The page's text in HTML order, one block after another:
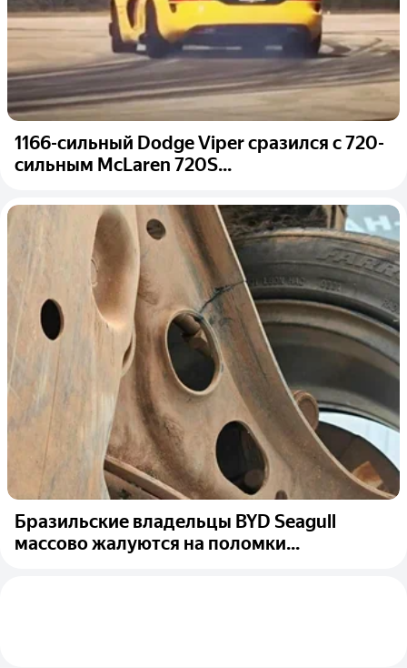
1166-сильный Dodge Viper сразился с 720-
сильным McLaren 720S...
Бразильские владельцы BYD Seagull
массово жалуются на поломки...